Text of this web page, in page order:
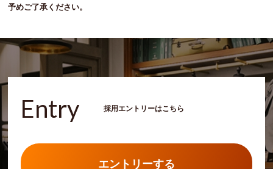
予めご了承ください。
Entry 採用エントリーはこちら
エントリーする